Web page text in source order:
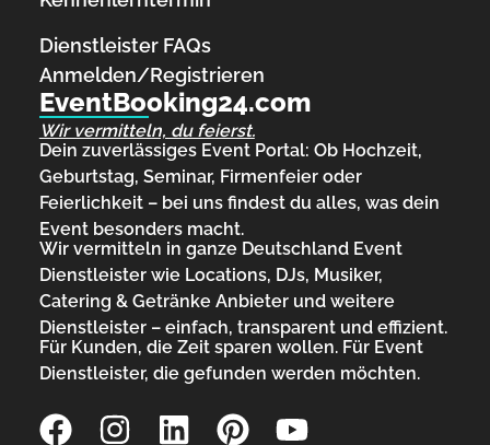
Dienstleister FAQs
Anmelden/Registrieren
EventBooking24.com
Wir vermitteln, du feierst.
Dein zuverlässiges Event Portal: Ob Hochzeit,
Geburtstag, Seminar, Firmenfeier oder
Feierlichkeit – bei uns findest du alles, was dein
Event besonders macht.
Wir vermitteln in ganze Deutschland Event
Dienstleister wie Locations, DJs, Musiker,
Catering & Getränke Anbieter und weitere
Dienstleister – einfach, transparent und effizient.
Für Kunden, die Zeit sparen wollen. Für Event
Dienstleister, die gefunden werden möchten.